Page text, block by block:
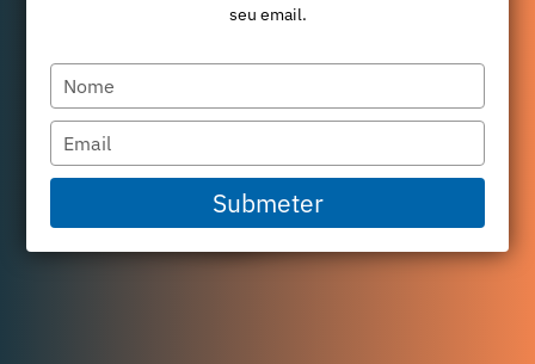
seu email.
Type
your
name
Type
your
email
Submeter